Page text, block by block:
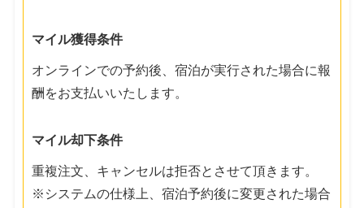
マイル獲得条件
オンラインでの予約後、宿泊が実行された場合に報
酬をお支払いいたします。
マイル却下条件
重複注文、キャンセルは拒否とさせて頂きます。
※システムの仕様上、宿泊予約後に変更された場合